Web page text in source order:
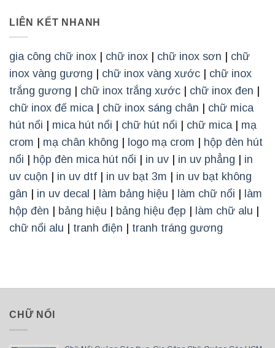
LIÊN KẾT NHANH
gia công chữ inox chữ inox chữ inox sơn
chữ
inox vàng gương
chữ inox vàng xước
chữ inox
trắng gương
chữ inox trắng xước chữ inox đen
chữ inox đế mica| chữ inox sáng chân
chữ mica
hút nổi
mica hút nổi chữ hút nổi chữ mica| mạ
crom
mạ chân không logo mạ crom
hộp đèn hút
nổi
hộp đèn mica hút nổi in uv in uv phẳng
in
uv cuộn
in uv dtf in uv bạt 3m
in uv bạt không
gân
in uv decal làm bảng hiệu làm chữ nổi
làm
hộp đèn
bảng hiệu bảng hiệu đẹp làm chữ alu
chữ nổi alu
tranh điện tranh tráng gương
CHỮ NỔI